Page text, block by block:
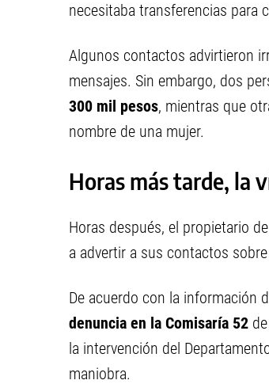
necesitaba transferencias para
Algunos contactos advirtieron
mensajes. Sin embargo, dos
300 mil pesos, mientras que
nombre de una mujer.
Horas más tarde, la
Horas después, el propietario
a advertir a sus contactos
De acuerdo con la información
denuncia en la Comisaría 52
la intervención del
maniobra.